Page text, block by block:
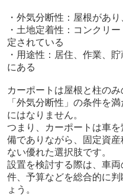
・外気分断性：屋根があ
・土地定着性：コンクリ
定されている
・用途性：居住、作業、
にある
カーポートは屋根と柱の
「外気分断性」の条件を
にはなりません。
つまり、カーポートは車
備でありながら、固定資
ない優れた選択肢です。
設置を検討する際は、車
件、予算などを総合的に
ょう。